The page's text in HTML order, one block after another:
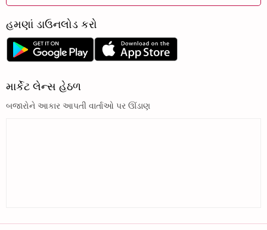
હમણાં ડાઉનલોડ કરો
માર્કેટ લેન્સ હેઠળ
બજારોને આકાર આપતી વાર્તાઓ પર ઊંડાણ